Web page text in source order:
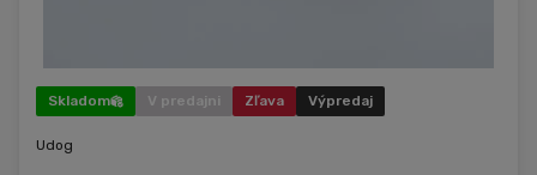
Skladom V predajni Zľava Výpredaj
Udog